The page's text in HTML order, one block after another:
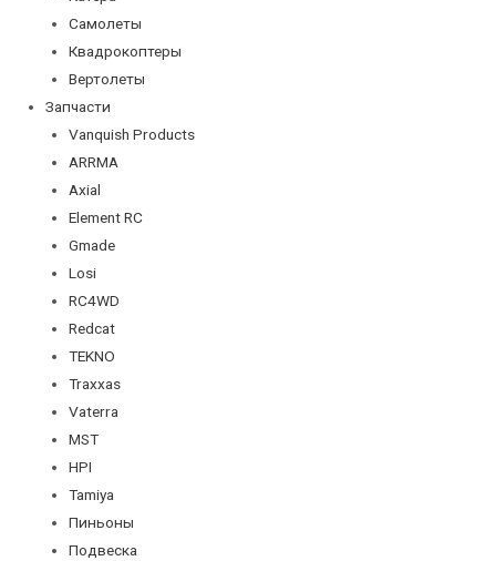
Самолеты
Квадрокоптеры
Вертолеты
Запчасти
Vanquish Products
ARRMA
Axial
Element RC
Gmade
Losi
RC4WD
Redcat
TEKNO
Traxxas
Vaterra
MST
HPI
Tamiya
Пиньоны
Подвеска